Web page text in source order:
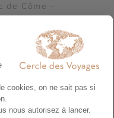
Côme -
Italie